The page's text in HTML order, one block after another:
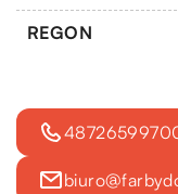
REGON